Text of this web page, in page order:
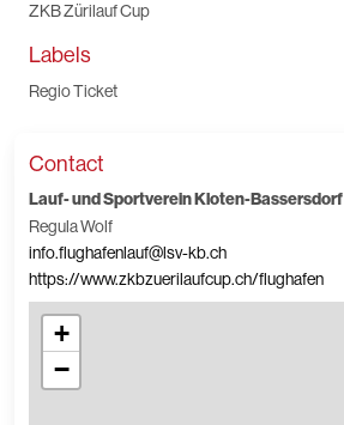
ZKB Zürilauf Cup
Labels
Regio Ticket
Contact
Lauf- und Sportverein Kloten-Bassersdorf
Regula Wolf
info.flughafenlauf@lsv-kb.ch
https://www.zkbzuerilaufcup.ch/flughafen
+
−